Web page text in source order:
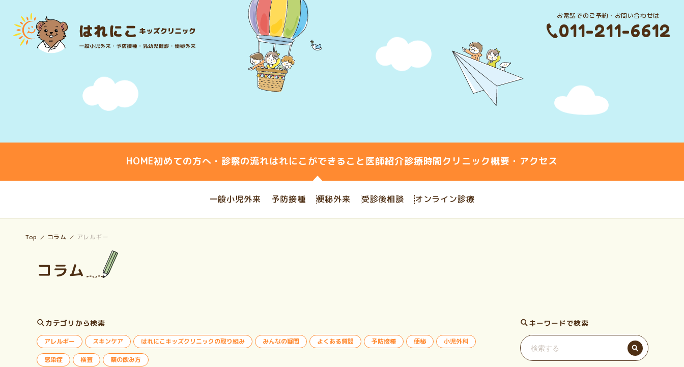
お電話でのご予約・お問い合わせは
011-211-6612
HOME初めての方へ・診察の流れはれにこができること 医師紹介診療時間クリニック概要・アクセス
一般小児外来 予防接種 便秘外来 受診後相談 オンライン診療
Top コラム アレルギー
コラム
カテゴリから検索
アレルギー スキンケア はれにこキッズクリニックの取り組み みんなの疑問 よくある質問 予防接種 便秘 小児外科
感染症 検査 薬の飲み方
キーワードで検索